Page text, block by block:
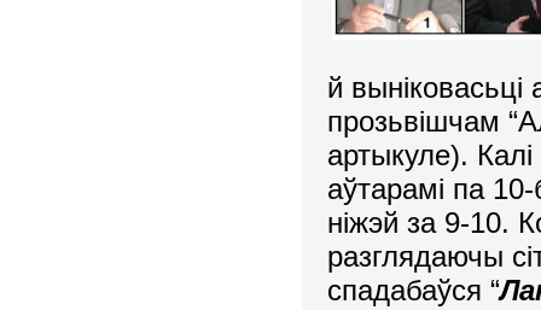
й
прозьвішчам
артыкуле).
аўтарамі па
ніжэй за 9-10.
разглядаючы
спадабаўся “